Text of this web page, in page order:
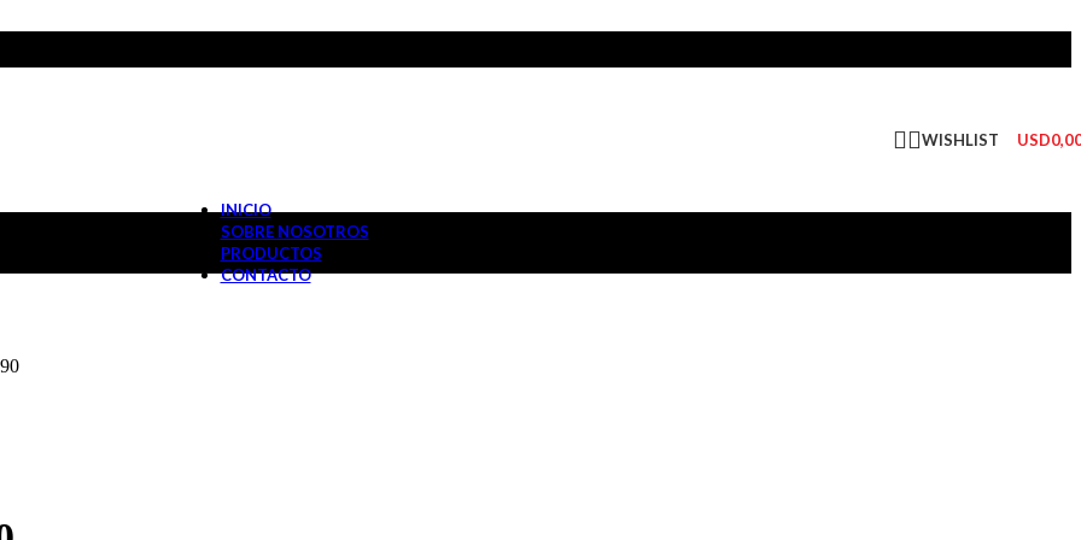
WISHLIST USD
INICIO
SOBRE NOSOTROS
PRODUCTOS
CONTACTO